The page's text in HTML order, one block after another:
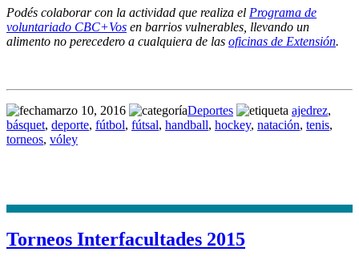
Podés colaborar con la actividad que realiza el Programa de
voluntariado CBC+Vos en barrios vulnerables, llevando un
alimento no perecedero a cualquiera de las oficinas de Extensión.
marzo 10, 2016 Deportes ajedrez,
básquet, deporte, fútbol, fútsal, handball, hockey, natación, tenis,
torneos, vóley
Torneos Interfacultades 2015